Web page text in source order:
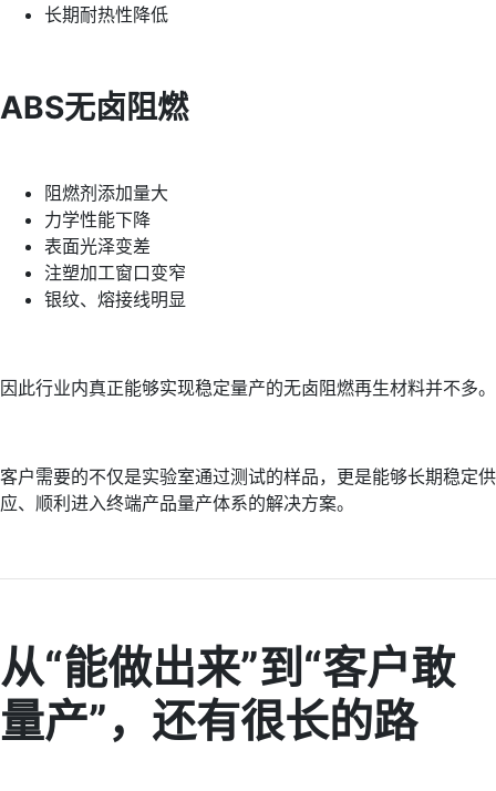
长期耐热性降低
ABS无卤阻燃
阻燃剂添加量大
力学性能下降
表面光泽变差
注塑加工窗口变窄
银纹、熔接线明显
因此行业内真正能够实现稳定量产的无卤阻燃再生材料并不多。
客户需要的不仅是实验室通过测试的样品，更是能够长期稳定供
应、顺利进入终端产品量产体系的解决方案。
从“能做出来”到“客户敢
量产”，还有很长的路